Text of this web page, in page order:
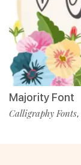
Majority Font
Calligraphy Fonts,